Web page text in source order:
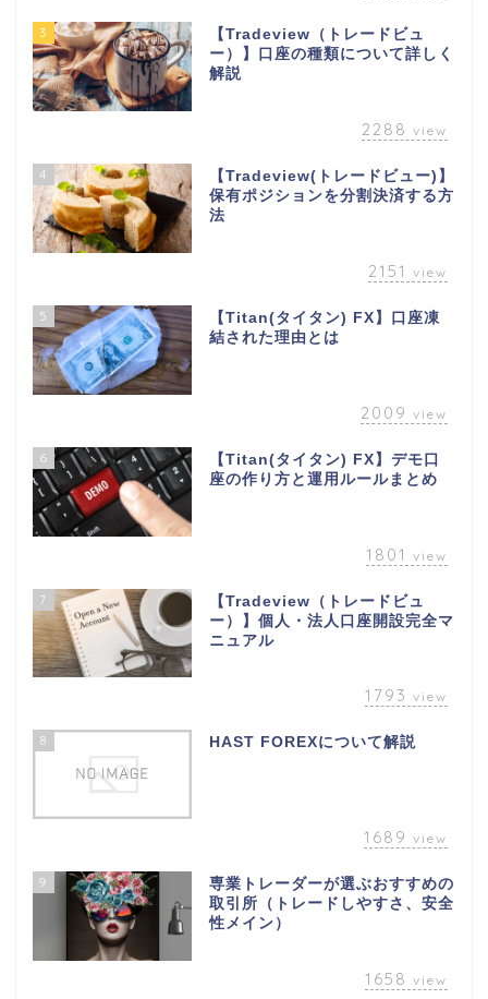
3
【Tradeview（トレードビュ
ー）】口座の種類について詳しく
解説
2288 view
4
【Tradeview(トレードビュー)】
保有ポジションを分割決済する方
法
2151 view
5
【Titan(タイタン) FX】口座凍
結された理由とは
2009 view
6
【Titan(タイタン) FX】デモ口
座の作り方と運用ルールまとめ
1801 view
7
【Tradeview（トレードビュ
ー）】個人・法人口座開設完全マ
ニュアル
1793 view
8 HAST FOREXについて解説
1689 view
9
専業トレーダーが選ぶおすすめの
取引所（トレードしやすさ、安全
性メイン）
1658 view